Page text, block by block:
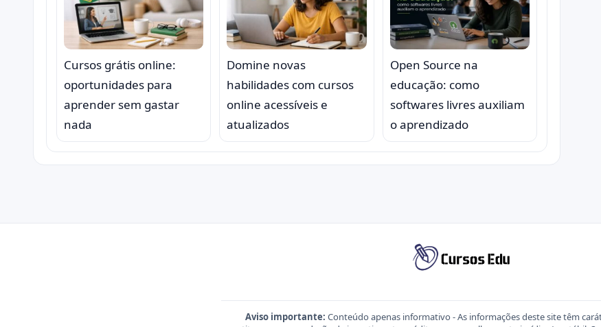
Cursos grátis online:
oportunidades para
aprender sem gastar
nada
Domine novas
habilidades com cursos
online acessíveis e
atualizados
Open Source na
educação: como
softwares livres auxiliam
o aprendizado
Aviso importante: Conteúdo apenas informativo - As informações deste site têm